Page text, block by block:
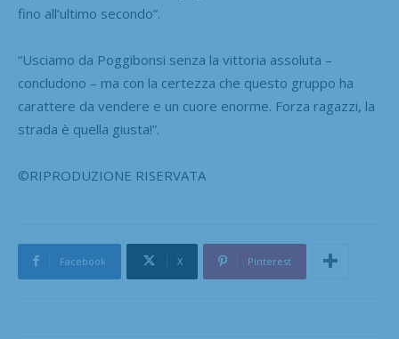
fino all’ultimo secondo”.
“Usciamo da Poggibonsi senza la vittoria assoluta –
concludono – ma con la certezza che questo gruppo ha
carattere da vendere e un cuore enorme. Forza ragazzi, la
strada è quella giusta!”.
©RIPRODUZIONE RISERVATA
Facebook X Pinterest